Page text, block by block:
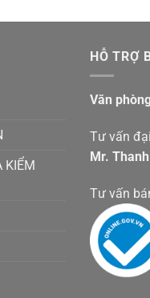
KIỂM
HỖ TRỢ
Văn
Tư vấn
Mr. Thanh
Tư vấn